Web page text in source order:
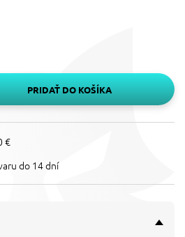
PRIDAŤ DO KOŠÍKA
€
do 14 dní